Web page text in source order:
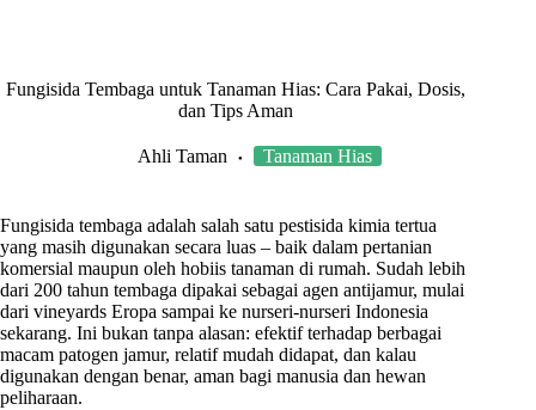
Fungisida Tembaga untuk Tanaman Hias: Cara Pakai, Dosis,
dan Tips Aman
Ahli Taman Tanaman Hias
Fungisida tembaga adalah salah satu pestisida kimia tertua
yang masih digunakan secara luas – baik dalam pertanian
komersial maupun oleh hobiis tanaman di rumah. Sudah lebih
dari 200 tahun tembaga dipakai sebagai agen antijamur, mulai
dari vineyards Eropa sampai ke nurseri-nurseri Indonesia
sekarang. Ini bukan tanpa alasan: efektif terhadap berbagai
macam patogen jamur, relatif mudah didapat, dan kalau
digunakan dengan benar, aman bagi manusia dan hewan
peliharaan.